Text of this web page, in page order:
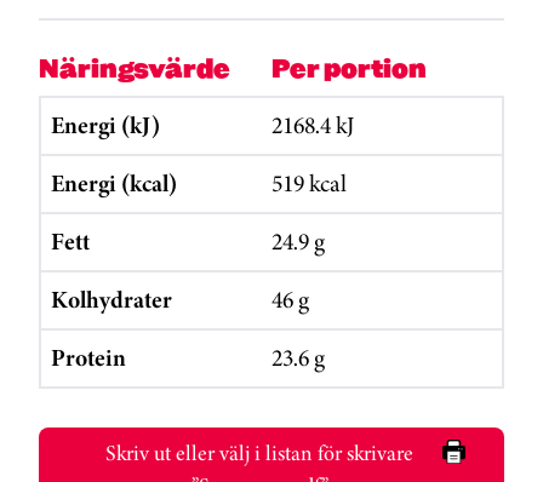
Näringsvärde Per portion
Energi (kJ)
2168.4 kJ
Energi (kcal)
519 kcal
Fett
24.9 g
Kolhydrater
46 g
Protein
23.6 g
Skriv ut eller välj i listan för skrivare